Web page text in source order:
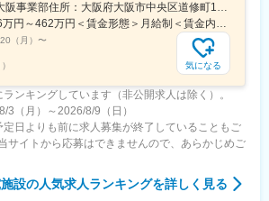
＜勤務地詳細＞大阪事業部住所：大阪府大阪市中央区道修町1-5-18 朝日生命道修町ビル3階勤務地最寄駅：大阪市営堺筋線／北浜駅受動喫煙対策：敷地内全面禁煙変更の範囲：会社の定める事業所
＜予定年収＞346万円～462万円＜賃金形態＞月給制＜賃金内訳＞月額（基本給）：210,500円～277,900円その他固定手当/月：8,000円～15,000円＜月給＞218,500円～292,900円＜昇給有無＞有＜残業手当＞有＜給与補足＞前職・経験を考慮の上、決定致します。■年収内訳＝基本給×12ヶ月＋賞与（基本給×4ヶ月)■賞与：年2回（6月、12月）／昇給：年1回（10月）※業績に応じ、決算賞与（秋季賞与）支給の場合あり（10月）■時間外・休日出勤手当等の割増賃金は別途支給賃金はあくまでも目安の金額であり、選考を通じて上下する可能性があります。月給(月額)は固定手当を含めた表記です。
（月） 〜
気になる
ンキングしています（非公開求人は除く）。
3（月）～2026/8/9（日）
日よりも前に求人募集が終了していることもご
サイトから応募はできませんので、あらかじめご
設の人気求人ランキングを詳しく見る